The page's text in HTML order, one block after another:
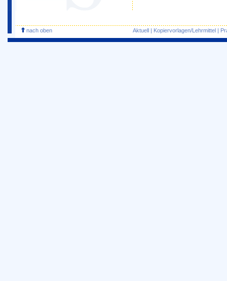
nach oben Aktuell | Kopiervorlagen/Lehrmittel |